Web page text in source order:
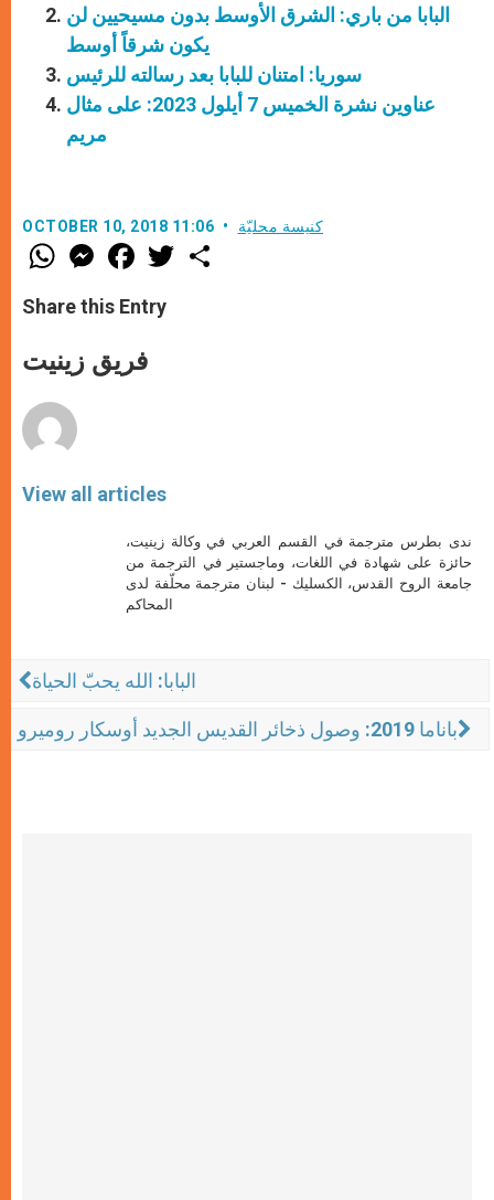
البابا من باري: الشرق الأوسط بدون مسيحيين لن
يكون شرقاً أوسط
سوريا: امتنان للبابا بعد رسالته للرئيس
عناوين نشرة الخميس 7 أيلول 2023: على مثال
مريم
OCTOBER 10, 2018 11:06 كنيسة محليّة
W
h
t
s
p
p
M
e
s
e
g
e
F
a
e
b
o
k
w
Share this Entry
فريق زينيت
View all articles
ندى بطرس مترجمة في القسم العربي في وكالة زينيت،
حائزة على شهادة في اللغات، وماجستير في الترجمة من
جامعة الروح القدس، الكسليك - لبنان مترجمة محلّفة لدى
المحاكم
البابا: الله يحبّ الحياة
باناما 2019: وصول ذخائر القديس الجديد أوسكار روميرو